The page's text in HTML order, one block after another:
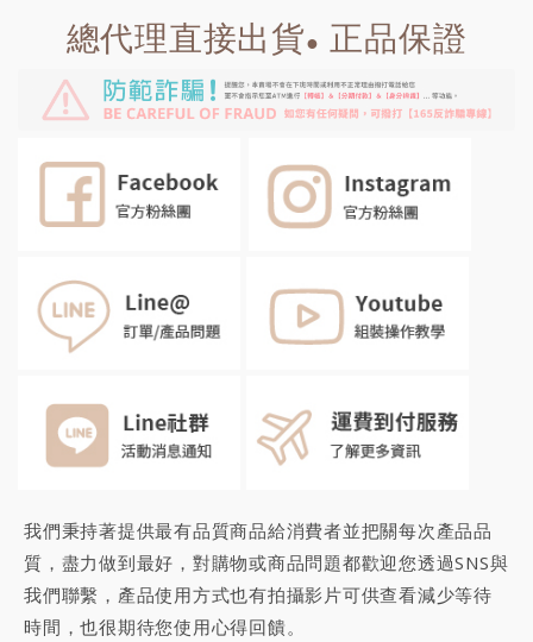
總代理直接出貨● 正品保證
我們秉持著提供最有品質商品給消費者並把關每次產品品
質，盡力做到最好，對購物或商品問題都歡迎您透過SNS與
我們聯繫，產品使用方式也有拍攝影片可供查看減少等待
時間，也很期待您使用心得回饋。